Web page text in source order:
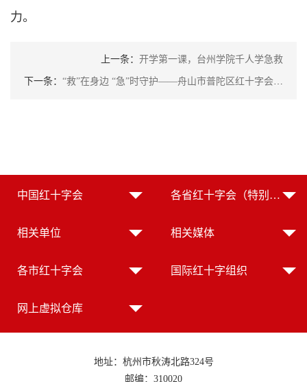
力。
上一条： 开学第一课，台州学院千人学急救
下一条： “救”在身边 “急”时守护——舟山市普陀区红十字会扎实推进省民生实事项目应急救护人员补训工作
中国红十字会 各省红十字会（特别行政区红十字会）
相关单位 相关媒体
各市红十字会 国际红十字组织
网上虚拟仓库
地址：杭州市秋涛北路324号
邮编：310020